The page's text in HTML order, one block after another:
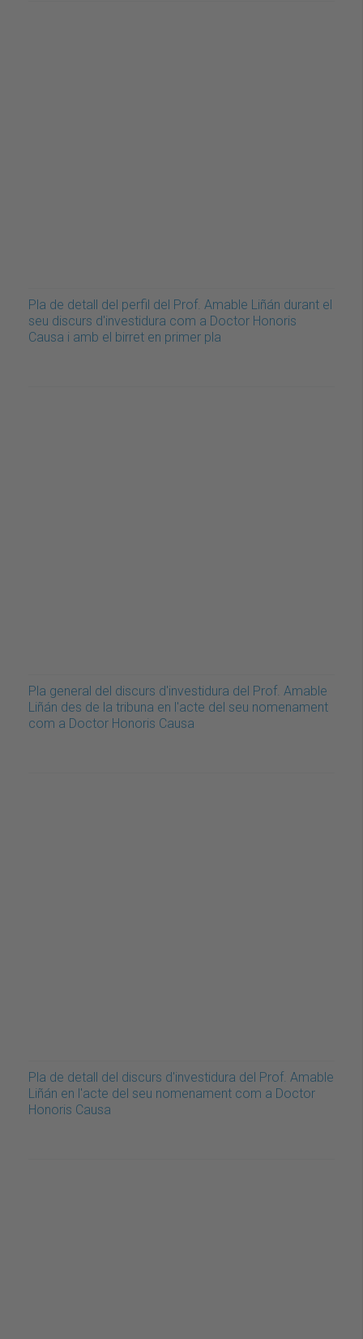
Pla de detall del perfil del Prof. Amable Liñán durant el
seu discurs d'investidura com a Doctor Honoris
Causa i amb el birret en primer pla
Pla general del discurs d'investidura del Prof. Amable
Liñán des de la tribuna en l'acte del seu nomenament
com a Doctor Honoris Causa
Pla de detall del discurs d'investidura del Prof. Amable
Liñán en l'acte del seu nomenament com a Doctor
Honoris Causa